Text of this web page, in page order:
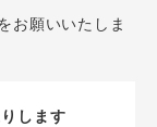
お願いいたしま
します